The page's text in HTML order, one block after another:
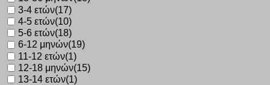
3-4 ετών(17)
4-5 ετών(10)
5-6 ετών(18)
6-12 μηνών(19)
11-12 ετών(1)
12-18 μηνών(15)
13-14 ετών(1)